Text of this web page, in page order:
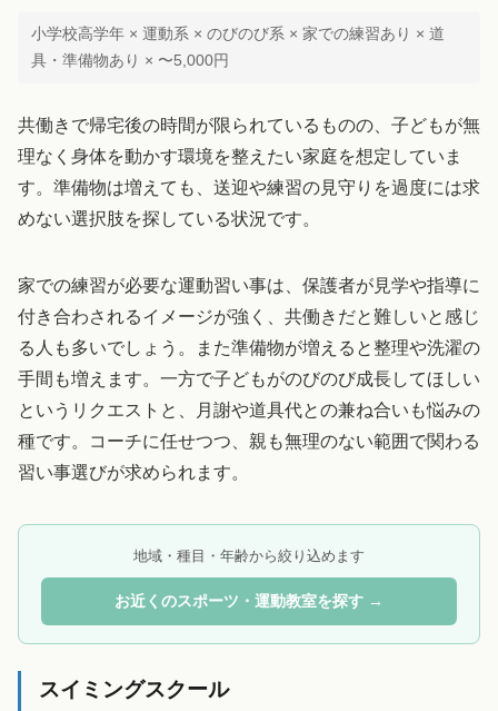
小学校高学年 × 運動系 × のびのび系 × 家での練習あり × 道
具・準備物あり × 〜5,000円
共働きで帰宅後の時間が限られているものの、子どもが無
理なく身体を動かす環境を整えたい家庭を想定していま
す。準備物は増えても、送迎や練習の見守りを過度には求
めない選択肢を探している状況です。
家での練習が必要な運動習い事は、保護者が見学や指導に
付き合わされるイメージが強く、共働きだと難しいと感じ
る人も多いでしょう。また準備物が増えると整理や洗濯の
手間も増えます。一方で子どもがのびのび成長してほしい
というリクエストと、月謝や道具代との兼ね合いも悩みの
種です。コーチに任せつつ、親も無理のない範囲で関わる
習い事選びが求められます。
地域・種目・年齢から絞り込めます
お近くのスポーツ・運動教室を探す →
スイミングスクール